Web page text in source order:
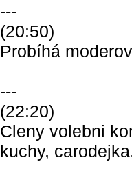
---
(20:50)
Probíhá
---
(22:20)
Cleny volebni
kuchy,